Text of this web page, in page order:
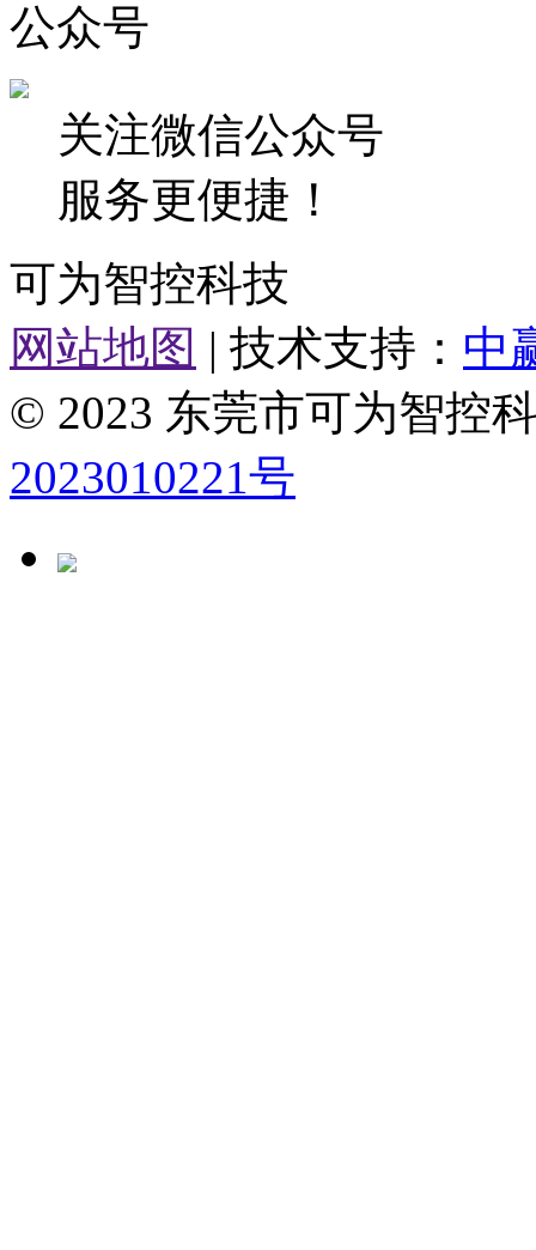
公众号
关注微信公众号
服务更便捷！
可为智控科技
网站地图 | 技术支持： 中
© 2023 东莞市可为智控
2023010221号